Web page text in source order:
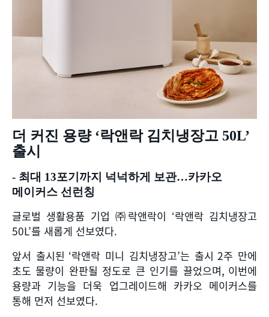
더 커진 용량 ‘락앤락 김치냉장고 50L’
출시
- 최대 13포기까지 넉넉하게 보관…카카오
메이커스 선런칭
글로벌 생활용품 기업 ㈜락앤락이 ‘락앤락 김치냉장고
50L’를 새롭게 선보였다.
앞서 출시된 ‘락앤락 미니 김치냉장고’는 출시 2주 만에
초도 물량이 완판될 정도로 큰 인기를 끌었으며, 이번에
용량과 기능을 더욱 업그레이드해 카카오 메이커스를
통해 먼저 선보였다.